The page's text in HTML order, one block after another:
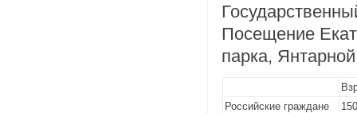
Посещение
парка,
Российские граждане